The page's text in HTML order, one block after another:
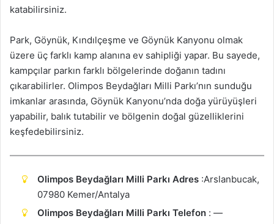
katabilirsiniz.
Park, Göynük, Kındılçeşme ve Göynük Kanyonu olmak
üzere üç farklı kamp alanına ev sahipliği yapar. Bu sayede,
kampçılar parkın farklı bölgelerinde doğanın tadını
çıkarabilirler. Olimpos Beydağları Milli Parkı’nın sunduğu
imkanlar arasında, Göynük Kanyonu’nda doğa yürüyüşleri
yapabilir, balık tutabilir ve bölgenin doğal güzelliklerini
keşfedebilirsiniz.
Olimpos Beydağları Milli Parkı Adres :Arslanbucak,
07980 Kemer/Antalya
Olimpos Beydağları Milli Parkı Telefon : —